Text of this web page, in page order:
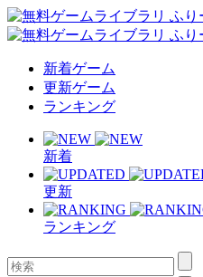
新着ゲーム
更新ゲーム
ランキング
新着
更新
ランキング